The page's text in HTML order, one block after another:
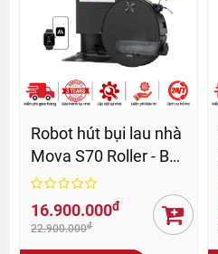
Robot hút bụi lau nhà
Mova S70 Roller - BH
36 Th
16.900.000đ
22.900.000đ